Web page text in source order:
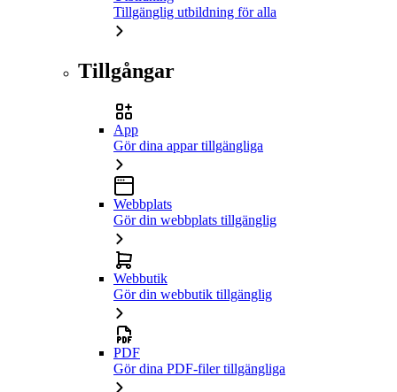
Tillgänglig utbildning för alla
Tillgångar
App
Gör dina appar tillgängliga
Webbplats
Gör din webbplats tillgänglig
Webbutik
Gör din webbutik tillgänglig
PDF
Gör dina PDF-filer tillgängliga